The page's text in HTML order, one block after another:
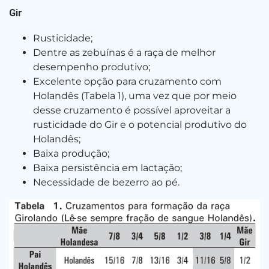
Gir
Rusticidade;
Dentre as zebuínas é a raça de melhor
desempenho produtivo;
Excelente opção para cruzamento com
Holandês (Tabela 1), uma vez que por meio
desse cruzamento é possível aproveitar a
rusticidade do Gir e o potencial produtivo do
Holandês;
Baixa produção;
Baixa persistência em lactação;
Necessidade de bezerro ao pé.